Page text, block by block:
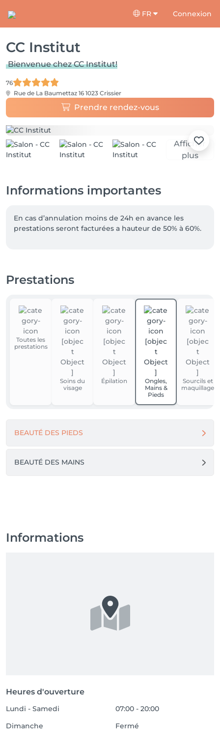
FR Connexion
CC Institut
Bienvenue chez CC Institut!
76
Rue de La Baumettaz 16 1023 Crissier
Prendre rendez-vous
Afficher
plus
Informations importantes
En cas d’annulation moins de 24h en avance les
prestations seront facturées a hauteur de 50% à 60%.
Prestations
Toutes les
prestations
Soins du
visage
Épilation
Ongles,
Mains &
Pieds
Sourcils et
maquillage
BEAUTÉ DES PIEDS
BEAUTÉ DES MAINS
Informations
Heures d'ouverture
Lundi - Samedi
07:00 - 20:00
Dimanche
Fermé